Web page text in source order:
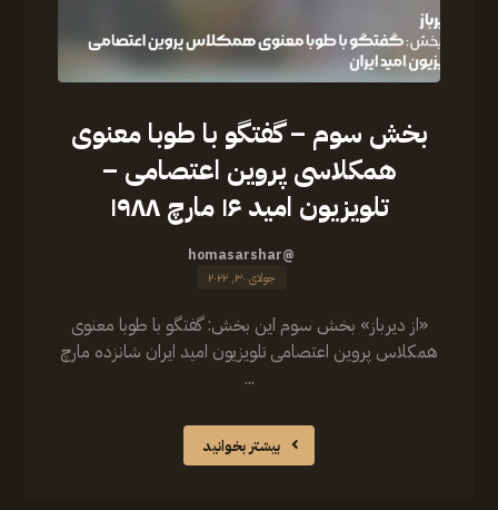
بخش سوم – گفتگو با طوبا معنوی
همکلاسی پروین اعتصامی –
تلویزیون امید ۱۶ مارچ ۱۹۸۸
@homasarshar
جولای ۳۰, ۲۰۲۲
«از دیرباز» بخش سوم این بخش: گفتگو‌ با طوبا معنوی
همکلاس پروین اعتصامی تلویزیون امید ایران ‎شانزده مارچ
...
بیشتر بخوانید